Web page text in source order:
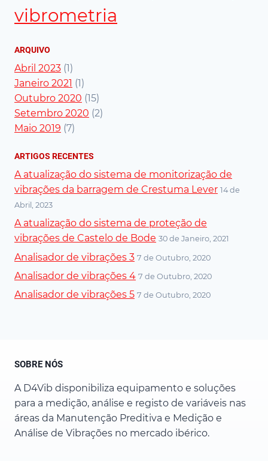
vibrometria
ARQUIVO
Abril 2023 (1)
Janeiro 2021 (1)
Outubro 2020 (15)
Setembro 2020 (2)
Maio 2019 (7)
ARTIGOS RECENTES
A atualização do sistema de monitorização de
vibrações da barragem de Crestuma Lever 14 de
Abril, 2023
A atualização do sistema de proteção de
vibrações de Castelo de Bode 30 de Janeiro, 2021
Analisador de vibrações 3 7 de Outubro, 2020
Analisador de vibrações 4 7 de Outubro, 2020
Analisador de vibrações 5 7 de Outubro, 2020
SOBRE NÓS
A D4Vib disponibiliza equipamento e soluções
para a medição, análise e registo de variáveis nas
áreas da Manutenção Preditiva e Medição e
Análise de Vibrações no mercado ibérico.